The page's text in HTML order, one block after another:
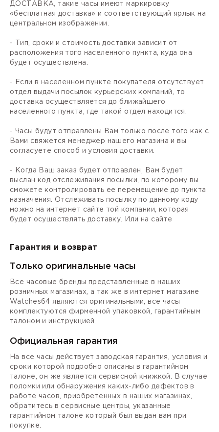
ДОСТАВКА, такие часы имеют маркировку
«бесплатная доставка» и соответствующий ярлык на
центральном изображении.
- Тип, сроки и стоимость доставки зависит от
расположения того населенного пункта, куда она
будет осуществлена.
- Если в населенном пункте покупателя отсутствует
отдел выдачи посылок курьерских компаний, то
доставка осуществляется до ближайшего
населенного пункта, где такой отдел находится.
- Часы будут отправлены Вам только после того как с
Вами свяжется менеджер нашего магазина и вы
согласуете способ и условия доставки.
- Когда Ваш заказ будет отправлен, Вам будет
выслан код отслеживания посылки, по которому вы
сможете контролировать ее перемещение до пункта
назначения. Отслеживать посылку по данному коду
можно на интернет сайте той компании, которая
будет осуществлять доставку. Или на сайте
Гарантия и возврат
Только оригинальные часы
Все часовые бренды представленные в наших
розничных магазинах, а так же в интернет магазине
Watches64 являются оригинальными, все часы
комплектуются фирменной упаковкой, гарантийным
талоном и инструкцией.
Официальная гарантия
На все часы действует заводская гарантия, условия и
сроки которой подробно описаны в гарантийном
талоне, он же является сервисной книжкой. В случае
поломки или обнаружения каких-либо дефектов в
работе часов, приобретенных в наших магазинах,
обратитесь в сервисные центры, указанные
гарантийном талоне который был выдан вам при
покупке.